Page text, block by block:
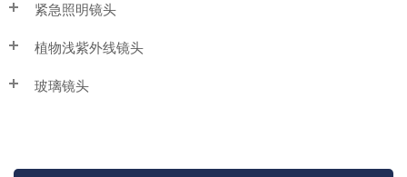
紧急照明镜头
植物浅紫外线镜头
玻璃镜头